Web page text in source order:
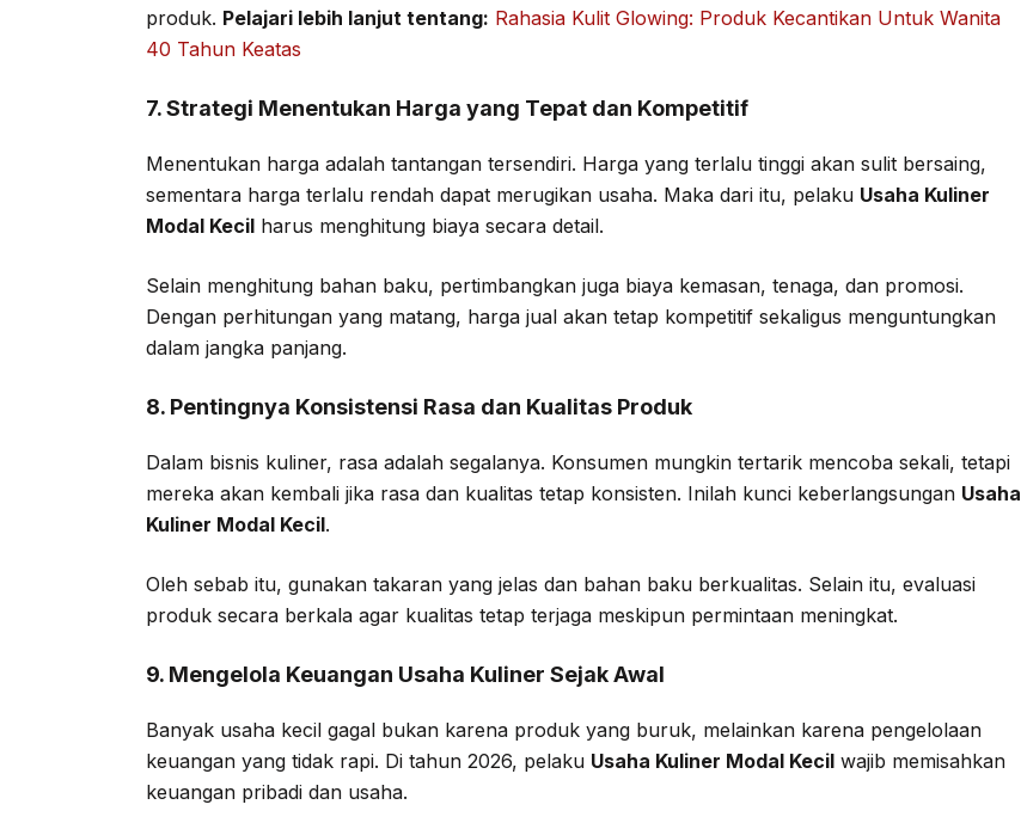
produk. Pelajari lebih lanjut tentang: Rahasia Kulit Glowing: Produk Kecantikan Untuk Wanita
40 Tahun Keatas
7. Strategi Menentukan Harga yang Tepat dan Kompetitif
Menentukan harga adalah tantangan tersendiri. Harga yang terlalu tinggi akan sulit bersaing,
sementara harga terlalu rendah dapat merugikan usaha. Maka dari itu, pelaku Usaha Kuliner
Modal Kecil harus menghitung biaya secara detail.
Selain menghitung bahan baku, pertimbangkan juga biaya kemasan, tenaga, dan promosi.
Dengan perhitungan yang matang, harga jual akan tetap kompetitif sekaligus menguntungkan
dalam jangka panjang.
8. Pentingnya Konsistensi Rasa dan Kualitas Produk
Dalam bisnis kuliner, rasa adalah segalanya. Konsumen mungkin tertarik mencoba sekali, tetapi
mereka akan kembali jika rasa dan kualitas tetap konsisten. Inilah kunci keberlangsungan Usaha
Kuliner Modal Kecil.
Oleh sebab itu, gunakan takaran yang jelas dan bahan baku berkualitas. Selain itu, evaluasi
produk secara berkala agar kualitas tetap terjaga meskipun permintaan meningkat.
9. Mengelola Keuangan Usaha Kuliner Sejak Awal
Banyak usaha kecil gagal bukan karena produk yang buruk, melainkan karena pengelolaan
keuangan yang tidak rapi. Di tahun 2026, pelaku Usaha Kuliner Modal Kecil wajib memisahkan
keuangan pribadi dan usaha.